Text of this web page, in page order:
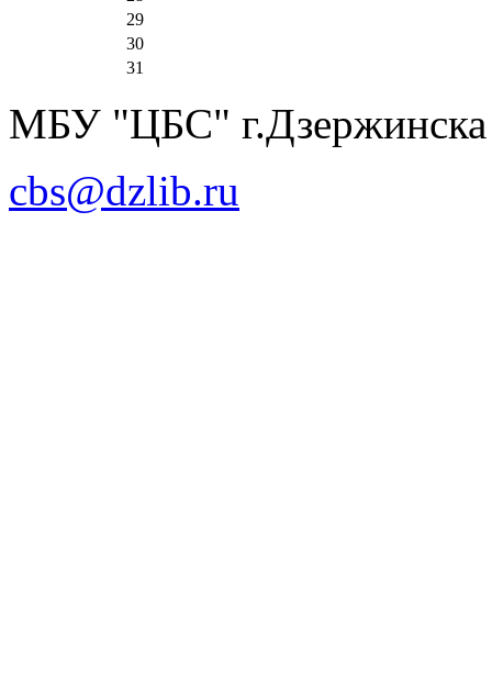
29
30
31
МБУ "ЦБС" г.Дзержинска
cbs@dzlib.ru